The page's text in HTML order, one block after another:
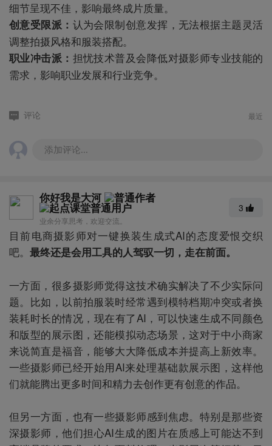
细节呈现不佳，影响最终成片质量。
创意受限派： 认为会限制创意发挥，无法根据主题灵活
调整拍摄风格和服装搭配。
职业冲击派： 担忧技术普及会降低对摄影师专业技能的
需求，影响职业发展和行业竞争。
评论 最近
添加评论...
你好我是大河
业余分享思考，欢迎交流。
3
目前电商摄影师对一键换装生成式AI的态度爱恨交织
吧。 最终还是会用工具的人驾驭一切，走在前面。
一方面，很多摄影师觉得这技术确实解决了不少实际问
题。比如，以前拍服装时经常遇到模特档期冲突或者换
装耗时长的情况，现在有了AI，可以快速生成不同颜色
和版型的展示图，还能模拟动态场景，这对于中小商家
来说简直是福音，能够大大降低成本并提高上新效率。
一些摄影师已经开始用AI来处理基础款展示图，这样他
们就能腾出更多时间和精力去创作更有创意的作品。
但另一方面，也有一些摄影师感到焦虑。特别是那些资
深摄影师，他们担心AI生成的图片在质感上可能达不到